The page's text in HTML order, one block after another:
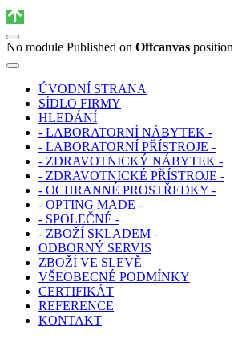
No module Published on Offcanvas position
ÚVODNÍ STRANA
SÍDLO FIRMY
HLEDÁNÍ
- LABORATORNÍ NÁBYTEK -
- LABORATORNÍ PŘÍSTROJE -
- ZDRAVOTNICKÝ NÁBYTEK -
- ZDRAVOTNICKÉ PŘÍSTROJE -
- OCHRANNÉ PROSTŘEDKY -
- OPTING MADE -
- SPOLEČNÉ -
- ZBOŽÍ SKLADEM -
ODBORNÝ SERVIS
ZBOŽÍ VE SLEVĚ
VŠEOBECNÉ PODMÍNKY
CERTIFIKÁT
REFERENCE
KONTAKT